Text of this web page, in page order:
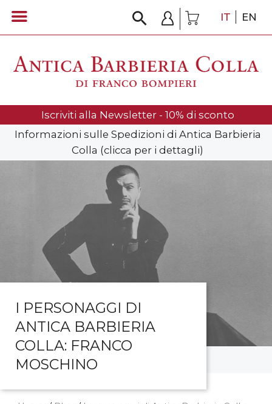
IT EN
Iscriviti alla Newsletter - 10% di sconto
Informazioni sulle Spedizioni di Antica Barbieria
Colla (clicca per i dettagli)
I PERSONAGGI DI
ANTICA BARBIERIA
COLLA: FRANCO
MOSCHINO